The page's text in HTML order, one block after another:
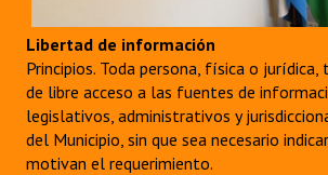
Libertad de información
Principios. Toda persona, física o jurídica,
de libre acceso a las fuentes de
legislativos, administrativos y
del Municipio, sin que sea necesario
motivan el requerimiento.